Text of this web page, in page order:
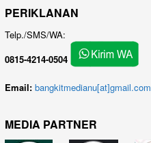
PERIKLANAN
Telp./SMS/WA:
0815-4214-0504
Email: bangkitmedianu[at]gmail.com
MEDIA PARTNER